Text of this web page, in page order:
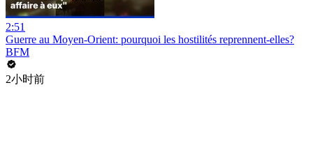
2:51
Guerre au Moyen-Orient: pourquoi les hostilités reprennent-elles?
BFM
2小时前